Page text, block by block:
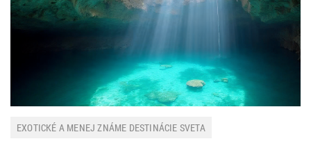
EXOTICKÉ A MENEJ ZNÁME DESTINÁCIE SVETA